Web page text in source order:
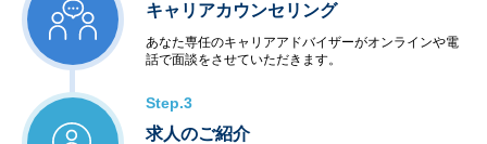
キャリアカウンセリング
あなた専任のキャリアアドバイザーがオンラインや電
話で面談をさせていただきます。
Step.3
求人のご紹介